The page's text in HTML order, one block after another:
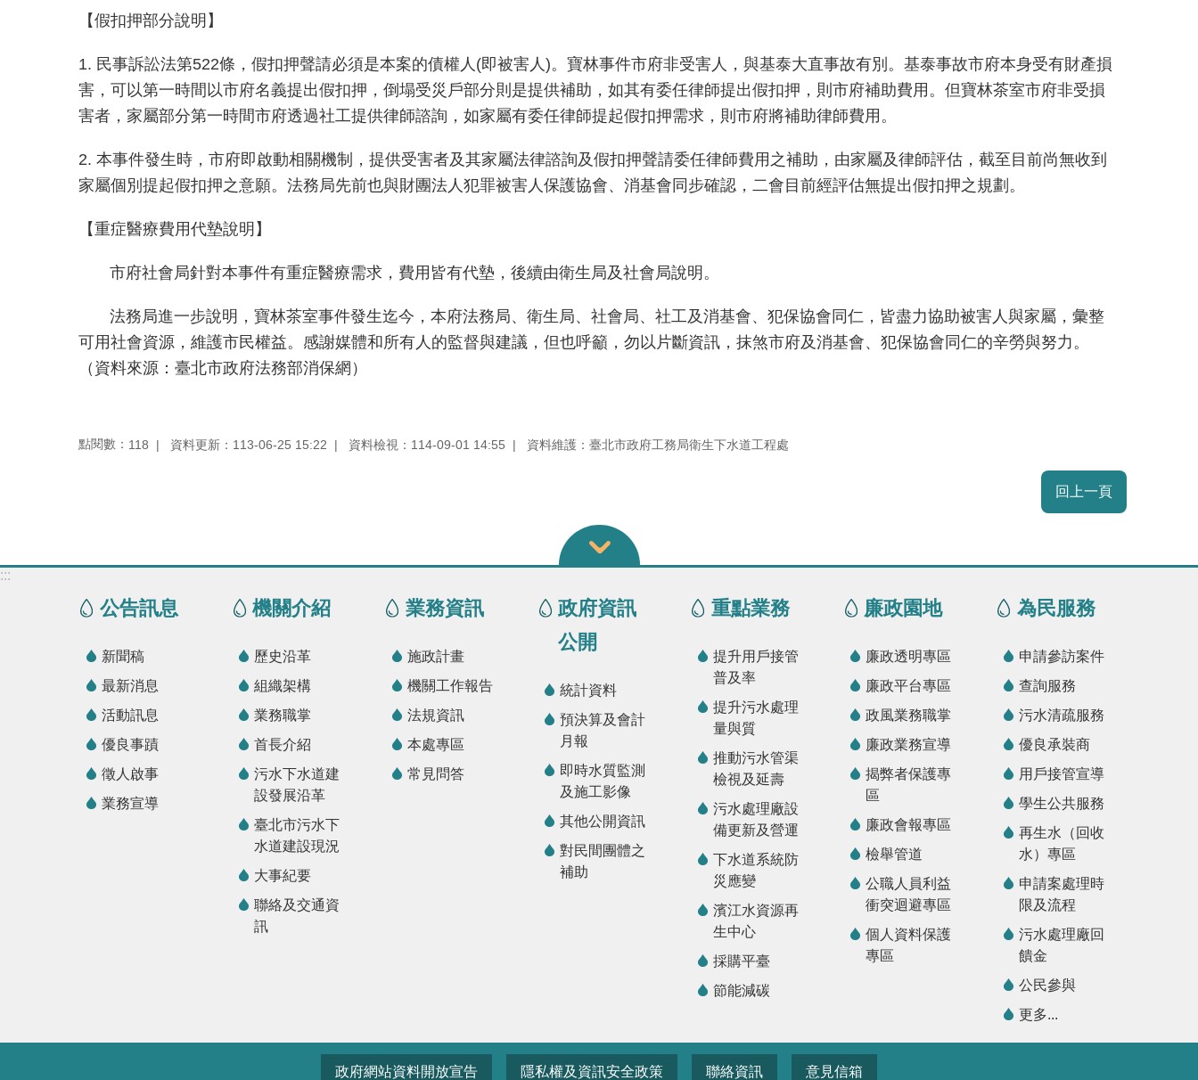
【假扣押部分說明】
1. 民事訴訟法第522條，假扣押聲請必須是本案的債權人(即被害人)。寶林事件市府非受害人，與基泰大直事故有別。基泰事故市府本身受有財產損
害，可以第一時間以市府名義提出假扣押，倒塌受災戶部分則是提供補助，如其有委任律師提出假扣押，則市府補助費用。但寶林茶室市府非受損
害者，家屬部分第一時間市府透過社工提供律師諮詢，如家屬有委任律師提起假扣押需求，則市府將補助律師費用。
2. 本事件發生時，市府即啟動相關機制，提供受害者及其家屬法律諮詢及假扣押聲請委任律師費用之補助，由家屬及律師評估，截至目前尚無收到
家屬個別提起假扣押之意願。法務局先前也與財團法人犯罪被害人保護協會、消基會同步確認，二會目前經評估無提出假扣押之規劃。
【重症醫療費用代墊說明】
市府社會局針對本事件有重症醫療需求，費用皆有代墊，後續由衛生局及社會局說明。
法務局進一步說明，寶林茶室事件發生迄今，本府法務局、衛生局、社會局、社工及消基會、犯保協會同仁，皆盡力協助被害人與家屬，彙整
可用社會資源，維護市民權益。感謝媒體和所有人的監督與建議，但也呼籲，勿以片斷資訊，抹煞市府及消基會、犯保協會同仁的辛勞與努力。
（資料來源：臺北市政府法務部消保網）
點閱數： 118 資料更新：113-06-25 15:22 資料檢視：114-09-01 14:55 資料維護：臺北市政府工務局衛生下水道工程處
回上一頁
:::
公告訊息
新聞稿
最新消息
活動訊息
優良事蹟
徵人啟事
業務宣導
機關介紹
歷史沿革
組織架構
業務職掌
首長介紹
污水下水道建
設發展沿革
臺北市污水下
水道建設現況
大事紀要
聯絡及交通資
訊
業務資訊
施政計畫
機關工作報告
法規資訊
本處專區
常見問答
政府資訊
公開
統計資料
預決算及會計
月報
即時水質監測
及施工影像
其他公開資訊
對民間團體之
補助
重點業務
提升用戶接管
普及率
提升污水處理
量與質
推動污水管渠
檢視及延壽
污水處理廠設
備更新及營運
下水道系統防
災應變
濱江水資源再
生中心
採購平臺
節能減碳
廉政園地
廉政透明專區
廉政平台專區
政風業務職掌
廉政業務宣導
揭弊者保護專
區
廉政會報專區
檢舉管道
公職人員利益
衝突迴避專區
個人資料保護
專區
為民服務
申請參訪案件
查詢服務
污水清疏服務
優良承裝商
用戶接管宣導
學生公共服務
再生水（回收
水）專區
申請案處理時
限及流程
污水處理廠回
饋金
公民參與
更多...
政府網站資料開放宣告 隱私權及資訊安全政策 聯絡資訊 意見信箱